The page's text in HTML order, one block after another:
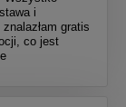
i
gratis
co jest